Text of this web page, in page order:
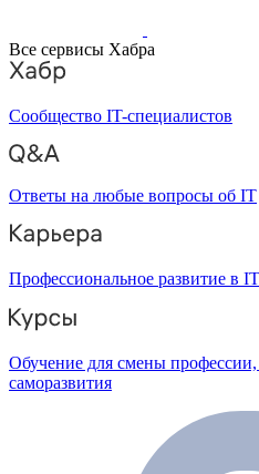
Все сервисы Хабра
Сообщество IT-специалистов
Ответы на любые вопросы об IT
Профессиональное развитие в IT
Обучение для смены профессии,
саморазвития